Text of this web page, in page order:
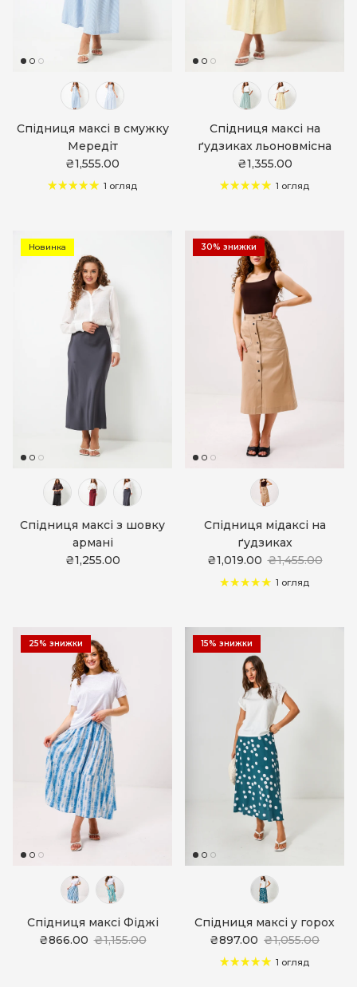
Спідниця максі в смужку
Мередіт
₴1,555.00
1 огляд
Спідниця максі на
ґудзиках льоновмісна
₴1,355.00
1 огляд
Новинка
Спідниця максі з шовку
армані
₴1,255.00
30% знижки
Спідниця мідаксі на
ґудзиках
₴1,019.00 ₴1,455.00
1 огляд
25% знижки
Спідниця максі Фіджі
₴866.00 ₴1,155.00
15% знижки
Спідниця максі у горох
₴897.00 ₴1,055.00
1 огляд